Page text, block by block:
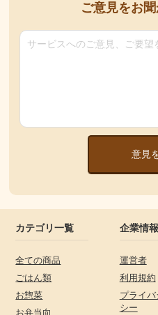
ご意見をお
意見
カテゴリ一覧
全ての商品
ごはん類
お惣菜
お弁当向
企業情報
運営者
利用規約
プライバ
シー